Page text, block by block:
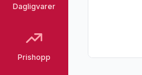
Dagligvarer
Prishopp